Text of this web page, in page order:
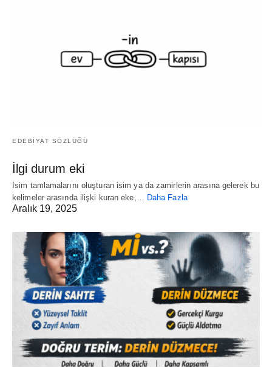
EDEBİYAT SÖZLÜĞÜ
İlgi durum eki
İsim tamlamalarını oluşturan isim ya da zamirlerin arasına gelerek bu
kelimeler arasında ilişki kuran eke,… Daha Fazla
Aralık 19, 2025